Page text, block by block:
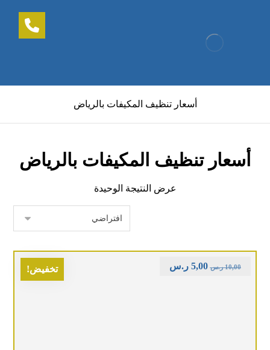
أسعار تنظيف المكيفات بالرياض
أسعار تنظيف المكيفات بالرياض
عرض النتيجة الوحيدة
تخفيض! 10,00 ر.س 5,00 ر.س